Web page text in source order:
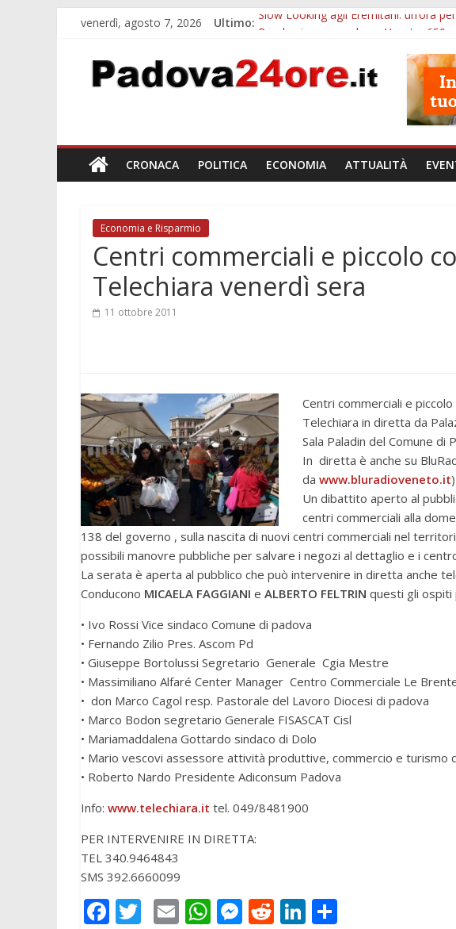
venerdì, agosto 7, 2026 Ultimo: Slow Looking agli Eremitani: un’ora
Sicurezza esodo estivo Padova: più
Bonus trasporto pubblico Veneto:
Notizie di Padova alle ore 10:
CRONACA POLITICA ECONOMIA ATTUALITÀ
Economia e Risparmio
Centri commerciali e piccolo
Telechiara venerdì sera
11 ottobre 2011
Centri commerciali e
Telechiara in diretta da
Sala Paladin del Comune di
In diretta è anche su
da www.bluradioveneto.it)
Un dibattito aperto al
centri commerciali alla
138 del governo , sulla nascita di nuovi centri commerciali nel
possibili manovre pubbliche per salvare i negozi al dettaglio e i
La serata è aperta al pubblico che può intervenire in diretta anche
Conducono MICAELA FAGGIANI e ALBERTO FELTRIN questi gli ospiti
• Ivo Rossi Vice sindaco Comune di padova
• Fernando Zilio Pres.
• Giuseppe Bortolussi Segretario
• Massimiliano Alfaré Center Manager Centro Commerciale Le
• don Marco Cagol resp. Pastorale del Lavoro Diocesi di padova
• Marco Bodon segretario Generale FISASCAT Cisl
• Mariamaddalena Gottardo sindaco di Dolo
• Mario vescovi assessore attività produttive, commercio e turismo
• Roberto Nardo Presidente Adiconsum Padova
Info: www.telechiara.it tel. 049/8481900
PER INTERVENIRE IN DIRETTA:
TEL 340.9464843
SMS 392.6660099
F T E W M R Li